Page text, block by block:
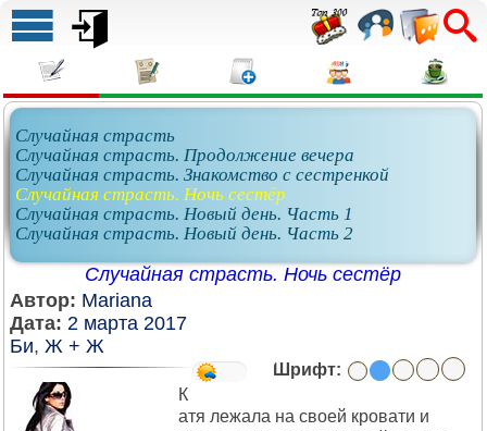
Случайная страсть
Случайная страсть. Продолжение вечера
Случайная страсть. Знакомство с сестренкой
Случайная страсть. Ночь сестёр
Случайная страсть. Новый день. Часть 1
Случайная страсть. Новый день. Часть 2
Случайная страсть. Ночь сестёр
Автор: Mariana
Дата: 2 марта 2017
Би, Ж + Ж
Шрифт:
К
атя лежала на своей кровати и